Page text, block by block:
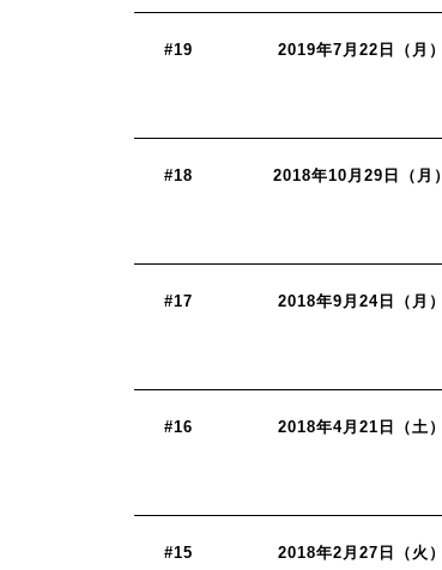
#19 2019年7月22日（月）
#18 2018年10月29日（月）
#17 2018年9月24日（月）
#16 2018年4月21日（土）
#15 2018年2月27日（火）